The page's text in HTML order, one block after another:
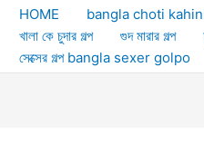
HOME bangla choti
খালা কে চুদার গল্প
গুদ মারার গল্প
সেক্সের গল্প bangla sexer golpo